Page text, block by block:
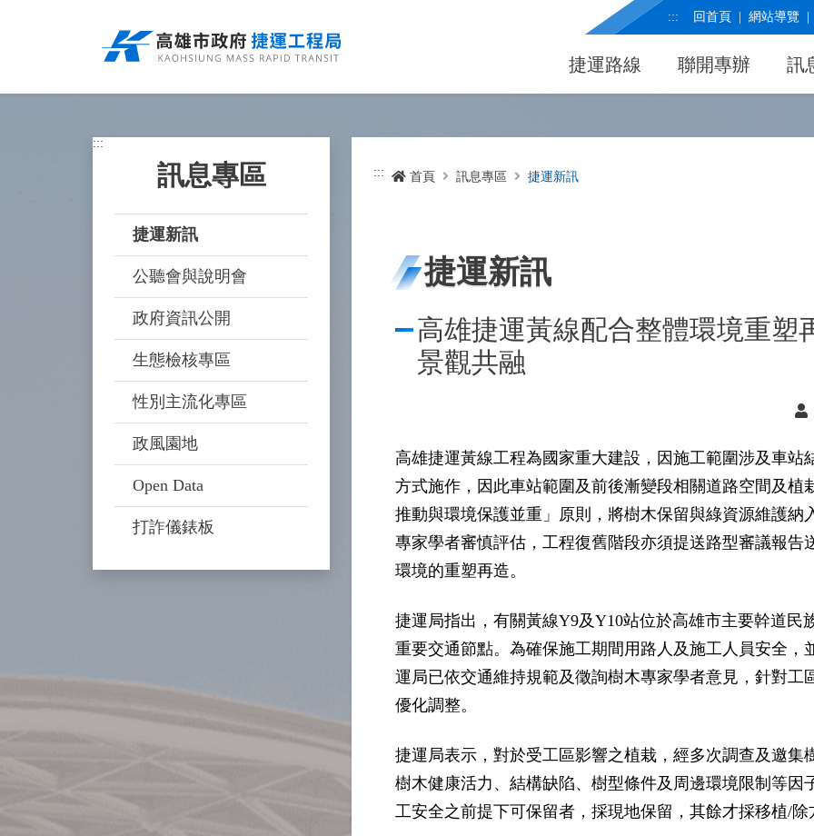
::: 回首頁 網站導覽
捷運路線 聯開專辦 訊
:::
訊息專區
捷運新訊
公聽會與說明會
政府資訊公開
生態檢核專區
性別主流化專區
政風園地
Open Data
打詐儀錶板
::: 首頁 訊息專區 捷運新訊
捷運新訊
高雄捷運黃線配合整體環境重塑
景觀共融
高雄捷運黃線工程為國家重大建設，因施工範圍涉及車站
方式施作，因此車站範圍及前後漸變段相關道路空間及植
推動與環境保護並重」原則，將樹木保留與綠資源維護納
專家學者審慎評估，工程復舊階段亦須提送路型審議報告
環境的重塑再造。
捷運局指出，有關黃線Y9及Y10站位於高雄市主要幹道民
重要交通節點。為確保施工期間用路人及施工人員安全，
運局已依交通維持規範及徵詢樹木專家學者意見，針對工
優化調整。
捷運局表示，對於受工區影響之植栽，經多次調查及邀集
樹木健康活力、結構缺陷、樹型條件及周邊環境限制等因
工安全之前提下可保留者，採現地保留，其餘才採移植/除